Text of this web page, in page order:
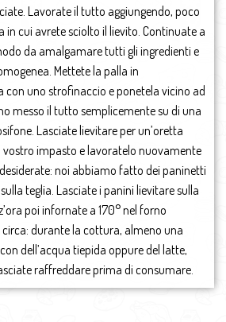
Lavorate il tutto aggiungendo, poco
in cui avrete sciolto il lievito. Continuate a
da amalgamare tutti gli ingredienti e
Mettete la palla in
con uno strofinaccio e ponetela vicino ad
messo il tutto semplicemente su di una
Lasciate lievitare per un’oretta
vostro impasto e lavoratelo nuovamente
noi abbiamo fatto dei paninetti
teglia. Lasciate i panini lievitare sulla
poi infornate a 170° nel forno
durante la cottura, almeno una
dell’acqua tiepida oppure del latte,
raffreddare prima di consumare.